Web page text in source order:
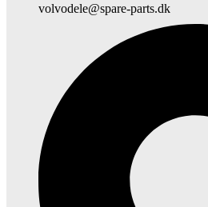
volvodele@spare-parts.dk